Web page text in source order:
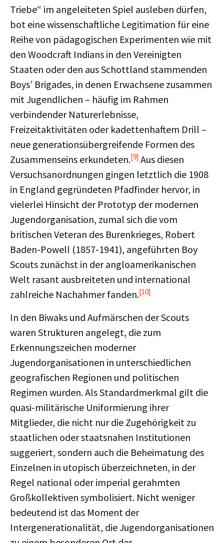
Triebe“ im angeleiteten Spiel ausleben dürfen,
bot eine wissenschaftliche Legitimation für eine
Reihe von pädagogischen Experimenten wie mit
den Woodcraft Indians in den Vereinigten
Staaten oder den aus Schottland stammenden
Boys’ Brigades, in denen Erwachsene zusammen
mit Jugendlichen – häufig im Rahmen
verbindender Naturerlebnisse,
Freizeitaktivitäten oder kadettenhaftem Drill –
neue generationsübergreifende Formen des
Zusammenseins erkundeten.[9] Aus diesen
Versuchsanordnungen gingen letztlich die 1908
in England gegründeten Pfadfinder hervor, in
vielerlei Hinsicht der Prototyp der modernen
Jugendorganisation, zumal sich die vom
britischen Veteran des Burenkrieges, Robert
Baden-Powell (1857-1941), angeführten Boy
Scouts zunächst in der angloamerikanischen
Welt rasant ausbreiteten und international
zahlreiche Nachahmer fanden.[10]
In den Biwaks und Aufmärschen der Scouts
waren Strukturen angelegt, die zum
Erkennungszeichen moderner
Jugendorganisationen in unterschiedlichen
geografischen Regionen und politischen
Regimen wurden. Als Standardmerkmal gilt die
quasi-militärische Uniformierung ihrer
Mitglieder, die nicht nur die Zugehörigkeit zu
staatlichen oder staatsnahen Institutionen
suggeriert, sondern auch die Beheimatung des
Einzelnen in utopisch überzeichneten, in der
Regel national oder imperial gerahmten
Großkollektiven symbolisiert. Nicht weniger
bedeutend ist das Moment der
Intergenerationalität, die Jugendorganisationen